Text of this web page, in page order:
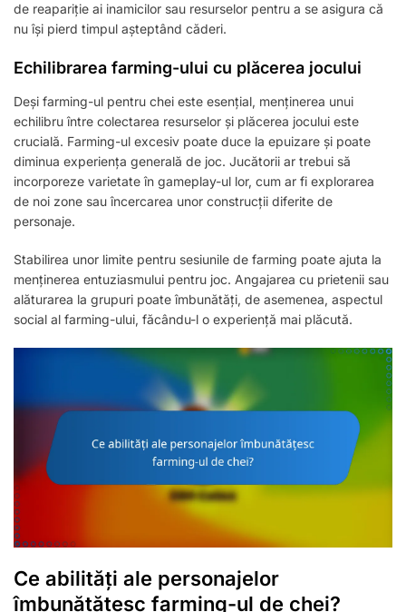
de reapariție ai inamicilor sau resurselor pentru a se asigura că
nu își pierd timpul așteptând căderi.
Echilibrarea farming-ului cu plăcerea jocului
Deși farming-ul pentru chei este esențial, menținerea unui
echilibru între colectarea resurselor și plăcerea jocului este
crucială. Farming-ul excesiv poate duce la epuizare și poate
diminua experiența generală de joc. Jucătorii ar trebui să
incorporeze varietate în gameplay-ul lor, cum ar fi explorarea
de noi zone sau încercarea unor construcții diferite de
personaje.
Stabilirea unor limite pentru sesiunile de farming poate ajuta la
menținerea entuziasmului pentru joc. Angajarea cu prietenii sau
alăturarea la grupuri poate îmbunătăți, de asemenea, aspectul
social al farming-ului, făcându-l o experiență mai plăcută.
Ce abilități ale personajelor
îmbunătățesc farming-ul de chei?